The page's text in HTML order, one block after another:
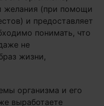
желания (при помощи
и предоставляет
понимать, что
не
жизни,
организма и его
выработаете